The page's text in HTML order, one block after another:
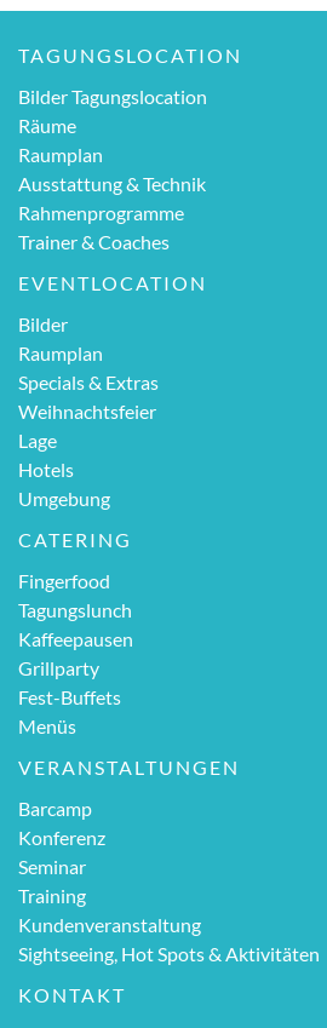
TAGUNGSLOCATION
Bilder Tagungslocation
Räume
Raumplan
Ausstattung & Technik
Rahmenprogramme
Trainer & Coaches
EVENTLOCATION
Bilder
Raumplan
Specials & Extras
Weihnachtsfeier
Lage
Hotels
Umgebung
CATERING
Fingerfood
Tagungslunch
Kaffeepausen
Grillparty
Fest-Buffets
Menüs
VERANSTALTUNGEN
Barcamp
Konferenz
Seminar
Training
Kundenveranstaltung
Sightseeing, Hot Spots & Aktivitäten
KONTAKT